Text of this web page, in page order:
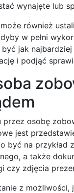
wynajęte lub
również
w pełni
jak
i podjąć
osobę
jest
być na
a także
czy zdjęcia
z